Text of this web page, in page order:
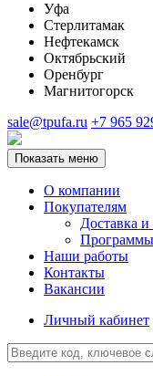
Уфа
Стерлитамак
Нефтекамск
Октябрьский
Оренбург
Магнитогорск
sale@tpufa.ru +7 965
Показать меню
О компании
Покупателям
Доставка и
Программы
Наши работы
Контакты
Вакансии
Личный кабинет